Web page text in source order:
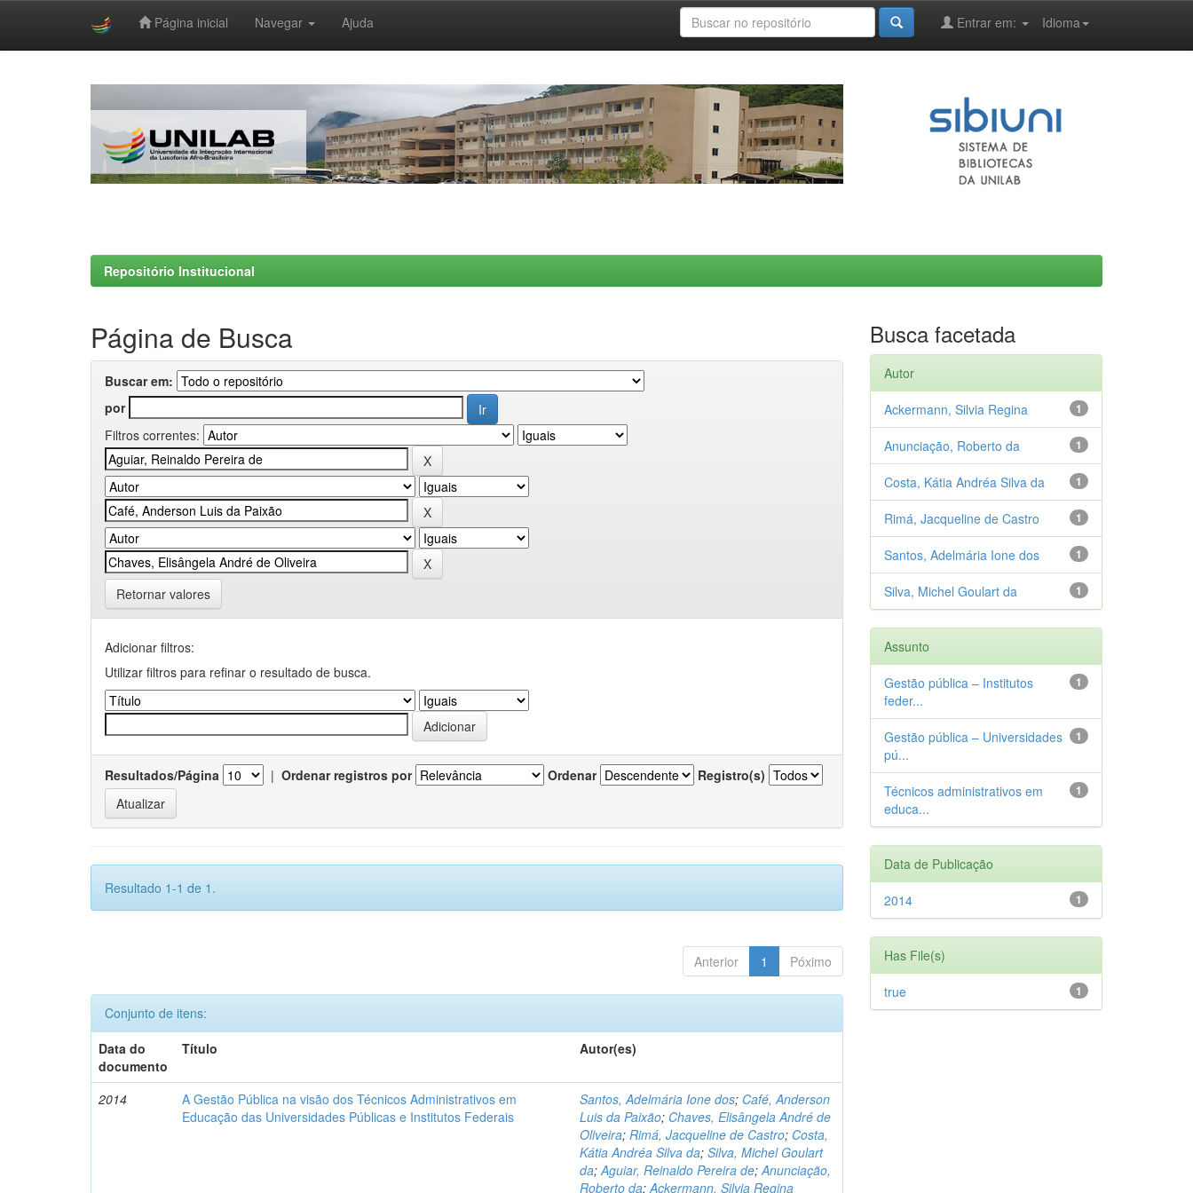
Página inicial Navegar Ajuda Idioma
Entrar em:
Repositório Institucional
Página de Busca
Buscar em:
por
Filtros correntes:
Retornar valores
Adicionar filtros:
Utilizar filtros para refinar o resultado de busca.
Resultados/Página | Ordenar registros por Ordenar Registro(s)
Resultado 1-1 de 1.
Anterior 1 Póximo
Conjunto de itens:
Data do
documento
Título Autor(es)
2014
A Gestão Pública na visão dos Técnicos Administrativos em
Educação das Universidades Públicas e Institutos Federais
Santos, Adelmária Ione dos; Café, Anderson
Luis da Paixão; Chaves, Elisângela André de
Oliveira;Rimá, Jacqueline de Castro; Costa,
Kátia Andréa Silva da;Silva, Michel Goulart
da;Aguiar, Reinaldo Pereira de;Anunciação,
Roberto da;Ackermann, Silvia Regina
Busca facetada
Autor
1
Ackermann, Silvia Regina
1
Anunciação, Roberto da
1
Costa, Kátia Andréa Silva da
1
Rimá, Jacqueline de Castro
1
Santos, Adelmária Ione dos
1
Silva, Michel Goulart da
Assunto
1
Gestão pública – Institutos
feder...
1
Gestão pública – Universidades
pú...
1
Técnicos administrativos em
educa...
Data de Publicação
1
2014
Has File(s)
1
true